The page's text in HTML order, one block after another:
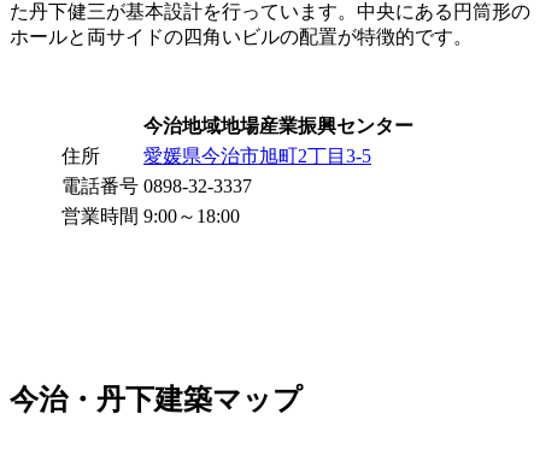
た丹下健三が基本設計を行っています。中央にある円筒形の
ホールと両サイドの四角いビルの配置が特徴的です。
今治地域地場産業振興センター
住所
愛媛県今治市旭町2丁目3-5
電話番号 0898-32-3337
営業時間 9:00～18:00
今治・丹下建築マップ